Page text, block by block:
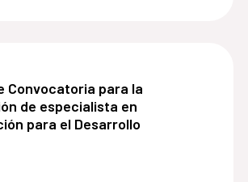
Convocatoria para la contratación
Convocatoria para la
de especialista en
para el Desarrollo